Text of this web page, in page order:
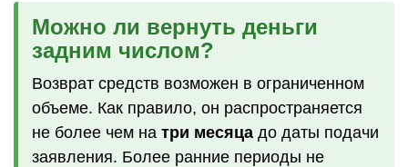
Можно ли вернуть деньги
задним числом?
Возврат средств возможен в ограниченном
объеме. Как правило, он распространяется
не более чем на три месяца до даты подачи
заявления. Более ранние периоды не